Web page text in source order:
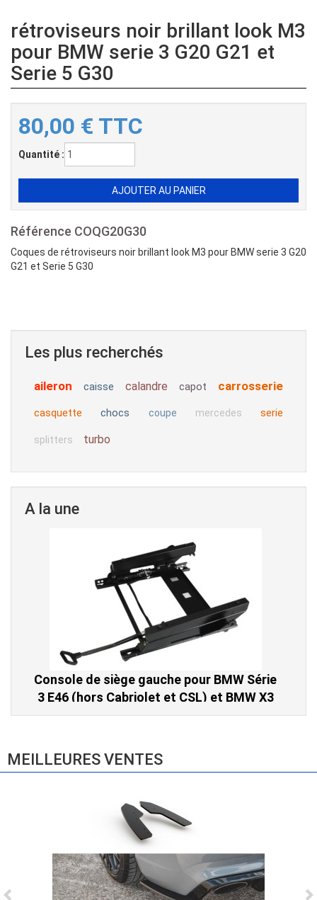
rétroviseurs noir brillant look M3
pour BMW serie 3 G20 G21 et
Serie 5 G30
80,00 € TTC
Quantité :
Référence COQG20G30
Coques de rétroviseurs noir brillant look M3 pour BMW serie 3 G20
G21 et Serie 5 G30
Les plus recherchés
aileron caisse calandre capot carrosserie
casquette chocs coupe mercedes serie
splitters turbo
A la une
Console de siège gauche pour BMW Série
3 E46 (hors Cabriolet et CSL) et BMW X3
E83 (2004-2010)
MEILLEURES VENTES